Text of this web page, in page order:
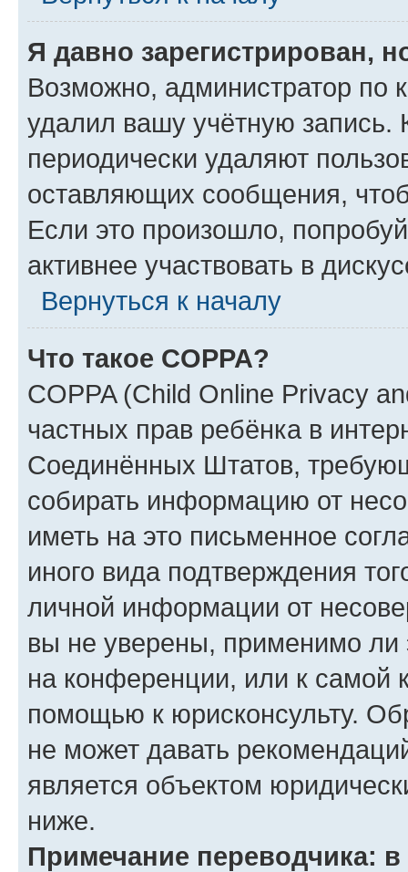
Я давно зарегистрирован,
Возможно, администратор по
удалил вашу учётную запись.
периодически удаляют
оставляющих сообщения,
Если это произошло,
активнее участвовать в
Вернуться к началу
Что такое COPPA?
COPPA (Child Online Privacy
частных прав ребёнка в
Соединённых Штатов,
собирать информацию от
иметь на это письменное
иного вида подтверждения
личной информации от
вы не уверены, применимо ли
на конференции, или к самой
помощью к юрисконсульту.
не может давать
является объектом
ниже.
Примечание переводчика: